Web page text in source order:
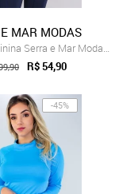
MAR MODAS
Camisa Feminina Serra e Mar Modas Térmic...
R$ 54,90
-45%